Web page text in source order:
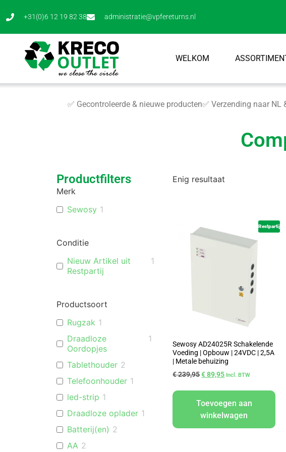
+31(0)6 12 19 82 38 administratie@vpfereturns.nl
WELKOM
✅ Gecontroleerde & nieuwe producten✅ Verzending naar NL
Productfilters
Merk
Sewosy 1
Conditie
Nieuw Artikel uit
Restpartij
1
Productsoort
Rugzak 1
Draadloze
Oordopjes
1
Tablethouder 2
Telefoonhouder 1
led-strip 1
Draadloze oplader 1
Batterij(en) 2
AA 2
Enig resultaat
Restpartij
Sewosy AD24025R Schakelende
Voeding | Opbouw | 24VDC | 2,5A
| Metale behuizing
€239,95€89,95 Incl. BTW
Toevoegen aan
winkelwagen